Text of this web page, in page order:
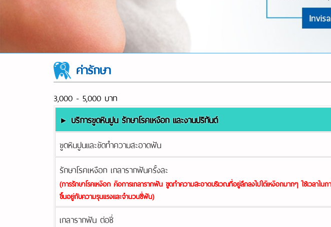
ค่ารักษา
3,000 - 5,000 บาท
► บริการขูดหินปูน รักษาโรคเหงือก และงานปริทันต์
ขูดหินปูนและขัดทําความสะอาดฟัน
รักษาโรคเหงือก เกลารากฟันครั้งละ
(การรักษาโรคเหงือก คือการเกลารากฟัน ขูดทําความสะอาดบริเวณที่อยู่ลึกลงไปใต้เหงือกมากๆ ใช้เวลาใ
ขึ้นอยู่กับความรุนแรงและจํานวนซี่ฟัน)
เกลารากฟัน ต่อซี่